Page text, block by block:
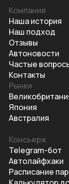
Компания
Наша история
Наш подход
Отзывы
Автоновости
Частые
Контакты
Рынки
Япония
Австралия
Консьерж
Telegram-бот
Автолайфхаки
Расписание